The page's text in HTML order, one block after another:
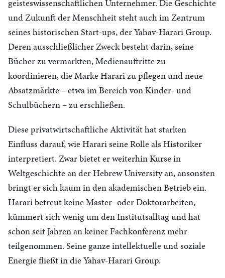
geisteswissenschaftlichen Unternehmer. Die Geschichte
und Zukunft der Menschheit steht auch im Zentrum
seines historischen Start-ups, der Yahav-Harari Group.
Deren ausschließlicher Zweck besteht darin, seine
Bücher zu vermarkten, Medienauftritte zu
koordinieren, die Marke Harari zu pflegen und neue
Absatzmärkte – etwa im Bereich von Kinder- und
Schulbüchern – zu erschließen.
Diese privatwirtschaftliche Aktivität hat starken
Einfluss darauf, wie Harari seine Rolle als Historiker
interpretiert. Zwar bietet er weiterhin Kurse in
Weltgeschichte an der Hebrew University an, ansonsten
bringt er sich kaum in den akademischen Betrieb ein.
Harari betreut keine Master- oder Doktorarbeiten,
kümmert sich wenig um den Institutsalltag und hat
schon seit Jahren an keiner Fachkonferenz mehr
teilgenommen. Seine ganze intellektuelle und soziale
Energie fließt in die Yahav-Harari Group.